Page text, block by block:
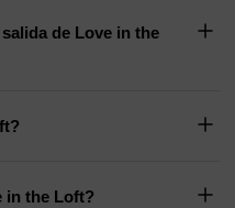
Love in the
in the Loft?